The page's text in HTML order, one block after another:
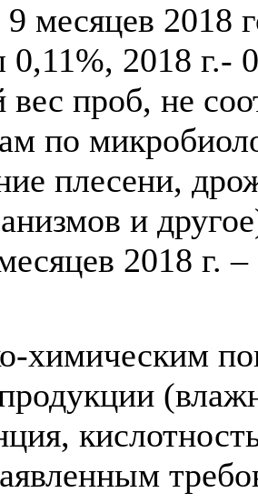
месяцев 2018
0,11%, 2018 г.-
проб, не
по
плесени,
и
2018 г.
химическим